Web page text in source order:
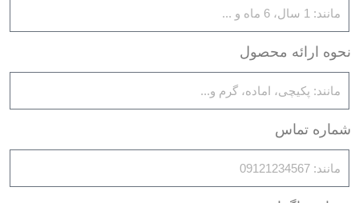
نحوه ارائه محصول
شماره تماس